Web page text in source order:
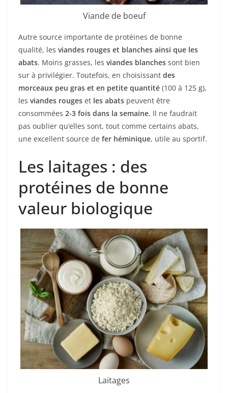
Viande de boeuf
Autre source importante de protéines de bonne
qualité, les viandes rouges et blanches ainsi que les
abats. Moins grasses, les viandes blanches sont bien
sur à privilégier. Toutefois, en choisissant des
morceaux peu gras et en petite quantité (100 à 125 g),
les viandes rouges et les abats peuvent être
consommées 2-3 fois dans la semaine. Il ne faudrait
pas oublier qu’elles sont, tout comme certains abats,
une excellent source de fer héminique, utile au sportif.
Les laitages : des
protéines de bonne
valeur biologique
Laitages